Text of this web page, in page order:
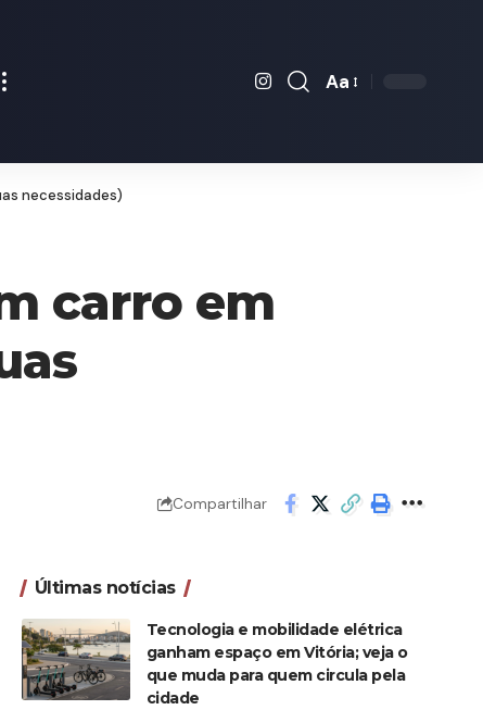
Font
Aa
necessidades)
carro em
Compartilhar
Últimas notícias
Tecnologia e mobilidade elétrica
ganham espaço em Vitória; veja o
que muda para quem circula pela
cidade